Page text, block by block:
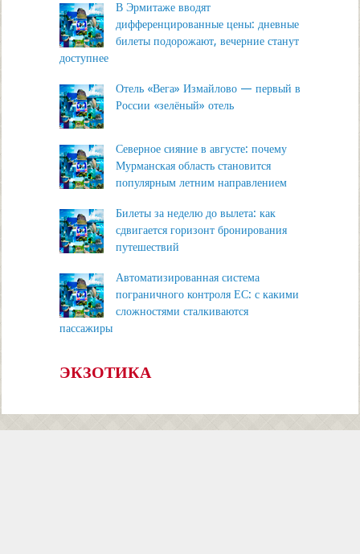
В Эрмитаже вводят
дифференцированные цены: дневные
билеты подорожают, вечерние станут
доступнее
Отель «Вега» Измайлово — первый в
России «зелёный» отель
Северное сияние в августе: почему
Мурманская область становится
популярным летним направлением
Билеты за неделю до вылета: как
сдвигается горизонт бронирования
путешествий
Автоматизированная система
пограничного контроля ЕС: с какими
сложностями сталкиваются
пассажиры
ЭКЗОТИКА